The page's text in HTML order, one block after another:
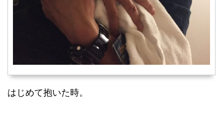
はじめて抱いた時。